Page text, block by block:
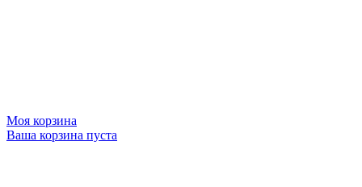
Моя корзина
Ваша корзина пуста